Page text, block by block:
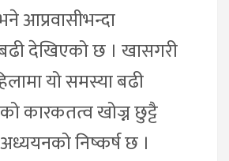
भने आप्रवासीभन्दा
देखिएको छ । खासगरी
यो समस्या बढी
कारकतत्व खोज्न छुट्टै
निष्कर्ष छ ।